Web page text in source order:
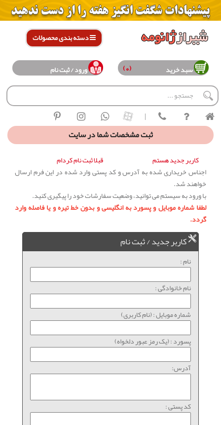
دسته بندی محصولات
سبد خرید (0) ورود / ثبت نام
|
ثبت مشخصات شما در سایت
کاربر جدید هستم
قبلا ثبت نام کردام
اجناس خریداری شده به آدرس و کد پستی وارد شده در این فرم ارسال
خواهند شد.
با ورود به سیستم می توانید، وضعیت سفارشات خود را پیگیری کنید.
لطفا شماره موبایل و پسورد به انگلیسی و بدون خط تیره و یا فاصله وارد
گردد.
کاربر جدید / ثبت نام
نام :
نام خانوادگی :
شماره موبایل : (نام کاربری)
پسورد : (یک رمز عبور دلخواه)
آدرس:
کد پستی :